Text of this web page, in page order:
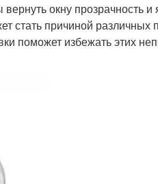
окну прозрачность и
стать причиной различных
поможет избежать этих